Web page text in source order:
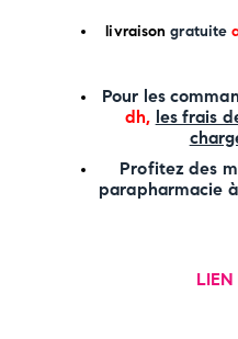
livraison gratuite
Pour les
dh, les frais
Profitez des
parapharmacie
LIEN